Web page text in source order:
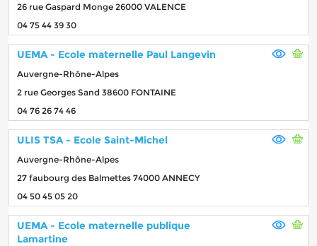
26 rue Gaspard Monge 26000 VALENCE
04 75 44 39 30
UEMA - Ecole maternelle Paul Langevin
Auvergne-Rhône-Alpes
2 rue Georges Sand 38600 FONTAINE
04 76 26 74 46
ULIS TSA - Ecole Saint-Michel
Auvergne-Rhône-Alpes
27 faubourg des Balmettes 74000 ANNECY
04 50 45 05 20
UEMA - Ecole maternelle publique
Lamartine